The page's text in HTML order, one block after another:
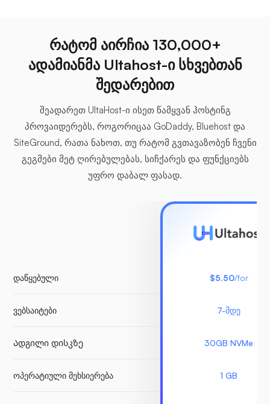
რატომ აირჩია 130,000+
ადამიანმა Ultahost-ი სხვებთან
შედარებით
შეადარეთ UltaHost-ი ისეთ წამყვან ჰოსტინგ
პროვაიდერებს, როგორიცაა GoDaddy, Bluehost და
SiteGround, რათა ნახოთ, თუ რატომ გვთავაზობენ ჩვენი
გეგმები მეტ ღირებულებას, სიჩქარეს და ფუნქციებს
უფრო დაბალ ფასად.
დაწყებული
ვებსაიტები
Ადგილი დისკზე
ოპერატიული მეხსიერება
$5.50/for
7-მდე
30GB NVMe
1 GB